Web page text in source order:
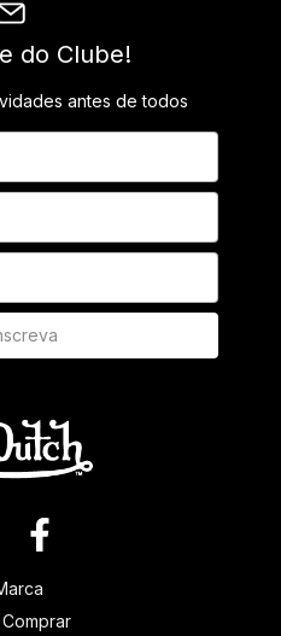
do Clube!
antes de todos